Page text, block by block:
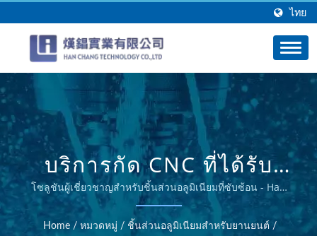
ไทย
บริการกัด CNC ที่ได้รับ
การรับรอง ISO - HAN
CHANG
โซลูชันผู้เชี่ยวชาญสำหรับชิ้นส่วนอลูมิเนียมที่ซับซ้อน - Han
Chang
Home / หมวดหมู่ / ชิ้นส่วนอลูมิเนียมสำหรับยานยนต์ /